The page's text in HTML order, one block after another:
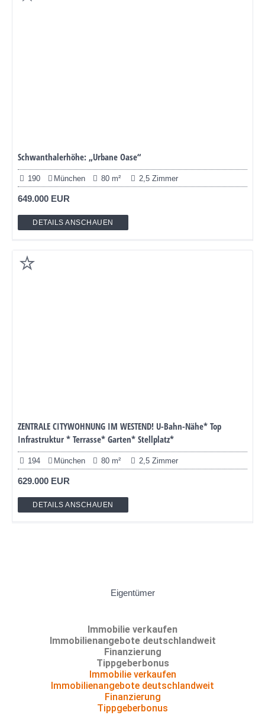
Schwanthalerhöhe: „Urbane Oase“
190 München 80 m² 2,5 Zimmer
649.000 EUR
DETAILS ANSCHAUEN
ZENTRALE CITYWOHNUNG IM WESTEND! U-Bahn-Nähe* Top
Infrastruktur * Terrasse* Garten* Stellplatz*
194 München 80 m² 2,5 Zimmer
629.000 EUR
DETAILS ANSCHAUEN
Eigentümer
Immobilie verkaufen
Immobilienangebote deutschlandweit
Finanzierung
Tippgeberbonus
Immobilie verkaufen
Immobilienangebote deutschlandweit
Finanzierung
Tippgeberbonus